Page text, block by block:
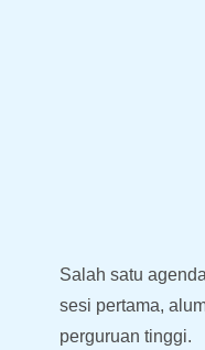
Salah satu
sesi pertama,
perguruan tinggi.